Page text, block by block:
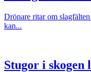
Drönare ritar om
kan...
Stugor i skogen